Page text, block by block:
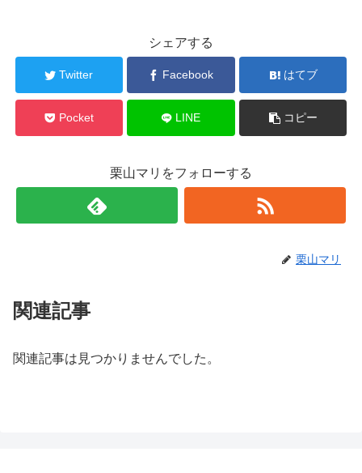
シェアする
Twitter Facebook はてブ
Pocket LINE コピー
栗山マリをフォローする
栗山マリ
関連記事
関連記事は見つかりませんでした。